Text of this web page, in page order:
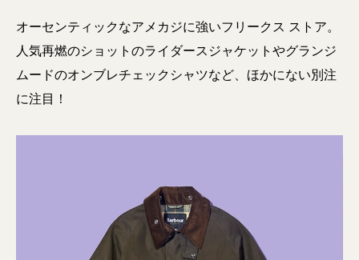
オーセンティックなアメカジに強いフリークス ストア。
人気再燃のショットのライダースジャケットやグランジ
ムードのオンブレチェックシャツなど、ほかにない別注
に注目！